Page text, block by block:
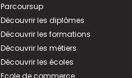
Parcoursup
Découvrir les diplômes
Découvrir les formations
Découvrir les métiers
Découvrir les écoles
Ecole de commerce